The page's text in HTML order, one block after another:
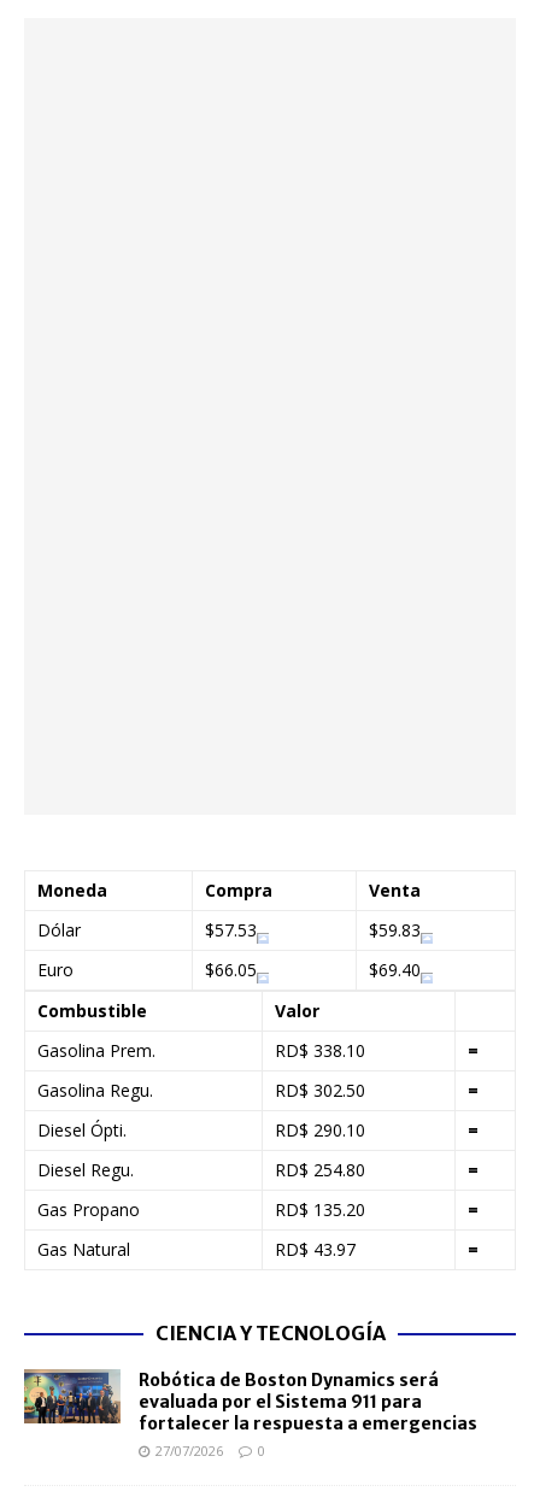
Moneda Compra
Venta
Dólar
$57.53
$59.83
Euro
$66.05
$69.40
Combustible
Valor
Gasolina Prem.
RD$ 338.10
=
Gasolina Regu.
RD$ 302.50
=
Diesel Ópti.
RD$ 290.10
=
Diesel Regu.
RD$ 254.80
=
Gas Propano
RD$ 135.20
=
Gas Natural
RD$ 43.97 =
CIENCIA Y TECNOLOGÍA
Robótica de Boston Dynamics será
evaluada por el Sistema 911 para
fortalecer la respuesta a emergencias
27/07/2026 0